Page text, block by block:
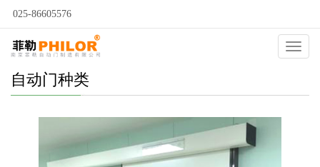
025-86605576
自动门种类